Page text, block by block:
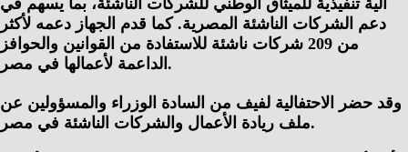
آلية تنفيذية للميثاق الوطني للشركات الناشئة، بما يسهم في
دعم الشركات الناشئة المصرية. كما قدم الجهاز دعمه لأكثر
من 209 شركات ناشئة للاستفادة من القوانين والحوافز
الداعمة لأعمالها في مصر.
وقد حضر الاحتفالية لفيف من السادة الوزراء والمسؤولين عن
ملف ريادة الأعمال والشركات الناشئة في مصر.